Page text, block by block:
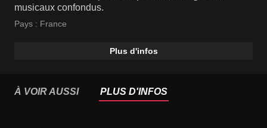
musicaux confondus.
Pays : France
Plus d'infos
À VOIR AUSSI PLUS D'INFOS